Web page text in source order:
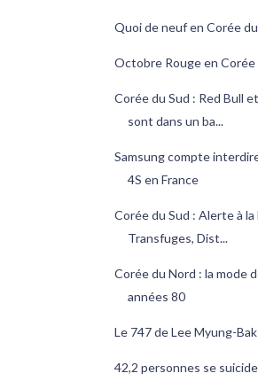
Quoi de neuf en Corée du
Octobre Rouge en Corée
Corée du Sud : Red Bull
sont dans un ba...
Samsung compte
4S en France
Corée du Sud : Alerte à la
Transfuges, Dist...
Corée du Nord : la mode
années 80
Le 747 de Lee Myung-
42,2 personnes se